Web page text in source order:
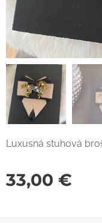
Luxusná stuhová
33,00 €